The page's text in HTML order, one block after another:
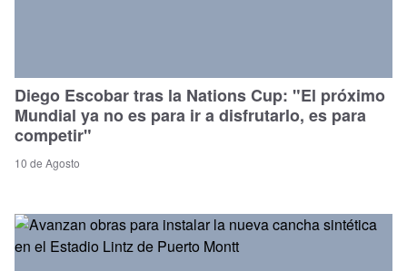
Diego Escobar tras la Nations Cup: "El próximo
Mundial ya no es para ir a disfrutarlo, es para
competir"
10 de Agosto